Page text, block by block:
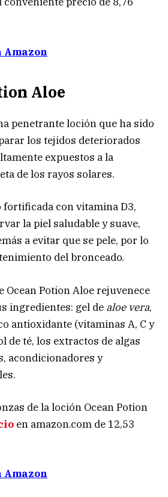
Aloe
penetrante loción que ha sido
los tejidos deteriorados
expuestos a la
de los rayos solares.
con vitamina D3,
la piel saludable y suave,
a evitar que se pele, por lo
del bronceado.
Ocean Potion Aloe rejuvenece
ingredientes: gel de aloe vera,
antioxidante (vitaminas A, C y
de té, los extractos de algas
acondicionadores y
de la loción Ocean Potion
en amazon.com de 12,53